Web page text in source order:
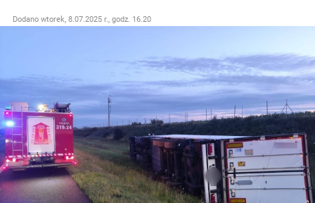
Dodano wtorek, 8.07.2025 r., godz. 16.20